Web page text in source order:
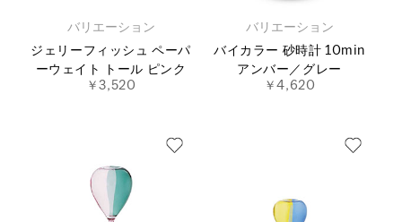
バリエーション
ジェリーフィッシュ ペーパ
ーウェイト トール ピンク
￥3,520
バリエーション
バイカラー 砂時計 10min
アンバー／グレー
￥4,620